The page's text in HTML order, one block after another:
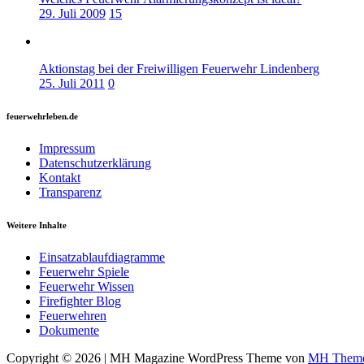
29. Juli 2009 15
Aktionstag bei der Freiwilligen Feuerwehr Lindenberg
25. Juli 2011 0
feuerwehrleben.de
Impressum
Datenschutzerklärung
Kontakt
Transparenz
Weitere Inhalte
Einsatzablaufdiagramme
Feuerwehr Spiele
Feuerwehr Wissen
Firefighter Blog
Feuerwehren
Dokumente
Copyright © 2026 | MH Magazine WordPress Theme von MH